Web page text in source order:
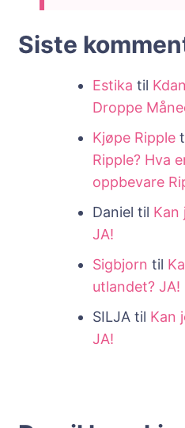
Siste
Estika til
Droppe
Kjøpe Ripple
Ripple? Hva
oppbevare
Daniel til Kan
JA!
Sigbjorn til
utlandet? JA!
SILJA til Kan
JA!